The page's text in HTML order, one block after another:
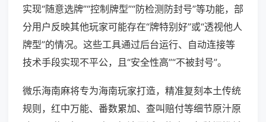
实现“随意选牌”“控制牌型”“防检测防封号”等功能，部
分用户反映其他玩家可能存在“牌特别好”或“透视他人
牌型”的情况。这些工具通过后台运行、自动连接等
技术手段实现不平公，且“安全性高”“不被封号”。
微乐海南麻将专为海南玩家打造，精准复刻本土传统
规则，红中万能、番数累加、查叫赔付等细节原汁原